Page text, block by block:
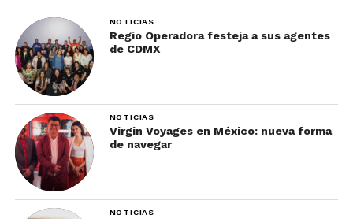
NOTICIAS
Regio Operadora festeja a sus agentes
de CDMX
NOTICIAS
Virgin Voyages en México: nueva forma
de navegar
NOTICIAS